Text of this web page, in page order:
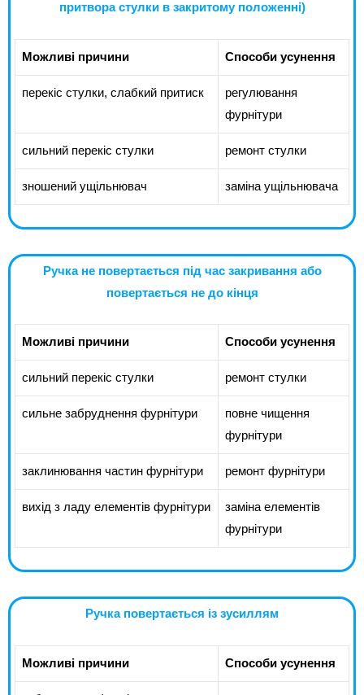
притвора стулки в закритому положенні)
Можливі причини Способи усунення
перекіс стулки, слабкий притиск
регулювання
фурнітури
сильний перекіс стулки ремонт стулки
зношений ущільнювач заміна ущільнювача
Ручка не повертається під час закривання або
повертається не до кінця
Можливі причини Способи усунення
сильний перекіс стулки ремонт стулки
сильне забруднення фурнітури
повне чищення
фурнітури
заклинювання частин фурнітури ремонт фурнітури
вихід з ладу елементів фурнітури
заміна елементів
фурнітури
Ручка повертається із зусиллям
Можливі причини Способи усунення